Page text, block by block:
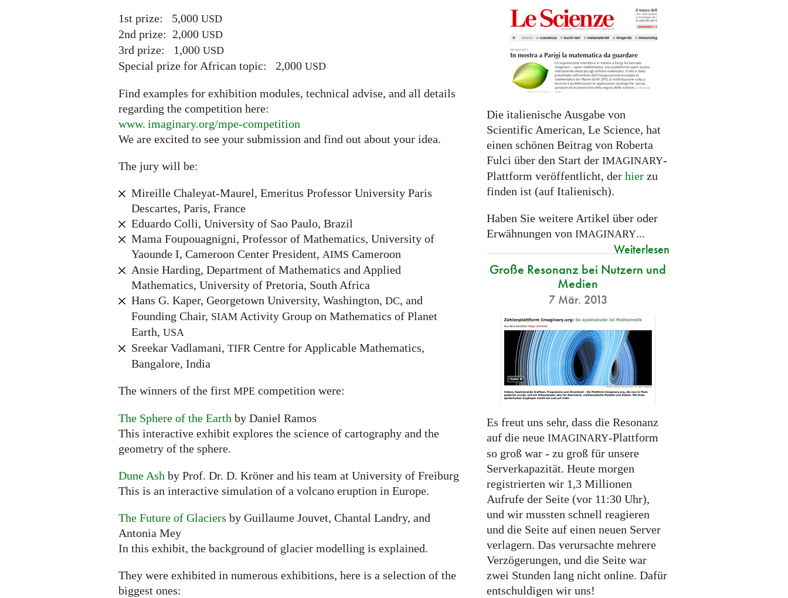
1st prize: 5,000 USD
2nd prize: 2,000 USD
3rd prize: 1,000 USD
Special prize for African topic: 2,000 USD
Find examples for exhibition modules, technical advise, and all details
regarding the competition here:
www. imaginary.org/mpe-competition
We are excited to see your submission and find out about your idea.
The jury will be:
Mireille Chaleyat-Maurel, Emeritus Professor University Paris
Descartes, Paris, France
Eduardo Colli, University of Sao Paulo, Brazil
Mama Foupouagnigni, Professor of Mathematics, University of
Yaounde I, Cameroon Center President, AIMS Cameroon
Ansie Harding, Department of Mathematics and Applied
Mathematics, University of Pretoria, South Africa
Hans G. Kaper, Georgetown University, Washington, DC, and
Founding Chair, SIAM Activity Group on Mathematics of Planet
Earth, USA
Sreekar Vadlamani, TIFR Centre for Applicable Mathematics,
Bangalore, India
The winners of the first MPE competition were:
The Sphere of the Earth by Daniel Ramos
This interactive exhibit explores the science of cartography and the
geometry of the sphere.
Dune Ash by Prof. Dr. D. Kröner and his team at University of Freiburg
This is an interactive simulation of a volcano eruption in Europe.
The Future of Glaciers by Guillaume Jouvet, Chantal Landry, and
Antonia Mey
In this exhibit, the background of glacier modelling is explained.
They were exhibited in numerous exhibitions, here is a selection of the
biggest ones:
Die italienische Ausgabe von
Scientific American, Le Science, hat
einen schönen Beitrag von Roberta
Fulci über den Start der IMAGINARY-
Plattform veröffentlicht, der hierzu
finden ist (auf Italienisch).
Haben Sie weitere Artikel über oder
Erwähnungen von IMAGINARY...
Weiterlesen
Große Resonanz bei Nutzern und
Medien
7 Mär. 2013
Es freut uns sehr, dass die Resonanz
auf die neue IMAGINARY-Plattform
so groß war - zu groß für unsere
Serverkapazität. Heute morgen
registrierten wir 1,3 Millionen
Aufrufe der Seite (vor 11:30 Uhr),
und wir mussten schnell reagieren
und die Seite auf einen neuen Server
verlagern. Das verursachte mehrere
Verzögerungen, und die Seite war
zwei Stunden lang nicht online. Dafür
entschuldigen wir uns!